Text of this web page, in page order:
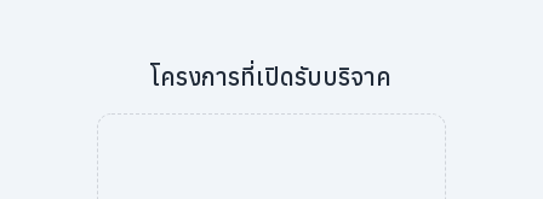
COCON (ห้อง 304) ชั้น 3 อาคาร The Season Mall 899
098-615-5885
info@taejai.com
โครงการที่เปิดรับบริจาค